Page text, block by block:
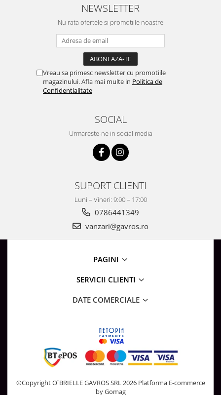
NEWSLETTER
Nu rata ofertele si promotiile noastre
Vreau sa primesc newsletter cu promotiile
magazinului. Afla mai multe in Politica de
Confidentialitate
SOCIAL
Urmareste-ne in social media
SUPORT CLIENTI
Luni – Vineri: 9:00 – 17:00
0786441349
vanzari@gavros.ro
PAGINI
SERVICII CLIENTI
DATE COMERCIALE
©Copyright O`BRIELLE GAVROS SRL 2026 Platforma E-commerce
by Gomag